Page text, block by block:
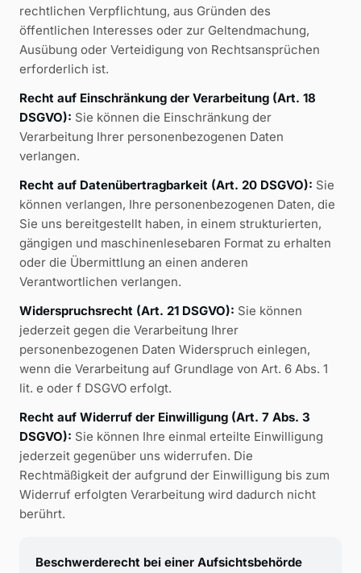
rechtlichen Verpflichtung, aus Gründen des
öffentlichen Interesses oder zur Geltendmachung,
Ausübung oder Verteidigung von Rechtsansprüchen
erforderlich ist.
Recht auf Einschränkung der Verarbeitung (Art. 18
DSGVO): Sie können die Einschränkung der
Verarbeitung Ihrer personenbezogenen Daten
verlangen.
Recht auf Datenübertragbarkeit (Art. 20 DSGVO): Sie
können verlangen, Ihre personenbezogenen Daten, die
Sie uns bereitgestellt haben, in einem strukturierten,
gängigen und maschinenlesebaren Format zu erhalten
oder die Übermittlung an einen anderen
Verantwortlichen verlangen.
Widerspruchsrecht (Art. 21 DSGVO): Sie können
jederzeit gegen die Verarbeitung Ihrer
personenbezogenen Daten Widerspruch einlegen,
wenn die Verarbeitung auf Grundlage von Art. 6 Abs. 1
lit. e oder f DSGVO erfolgt.
Recht auf Widerruf der Einwilligung (Art. 7 Abs. 3
DSGVO): Sie können Ihre einmal erteilte Einwilligung
jederzeit gegenüber uns widerrufen. Die
Rechtmäßigkeit der aufgrund der Einwilligung bis zum
Widerruf erfolgten Verarbeitung wird dadurch nicht
berührt.
Beschwerderecht bei einer Aufsichtsbehörde